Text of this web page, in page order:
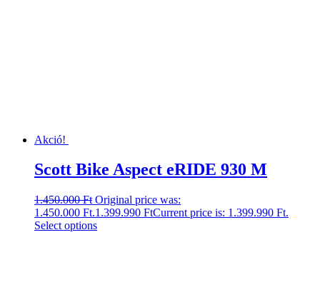
Akció!
Scott Bike Aspect eRIDE 930 M
1.450.000Ft Original price was:
1.450.000 Ft.1.399.990 FtCurrent price is: 1.399.990 Ft.
Select options